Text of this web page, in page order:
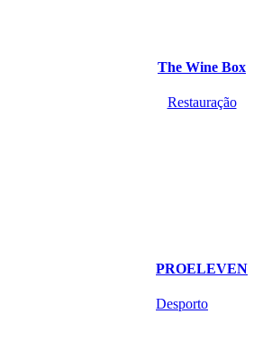
The Wine Box
Restauração
PROELEVEN
Desporto